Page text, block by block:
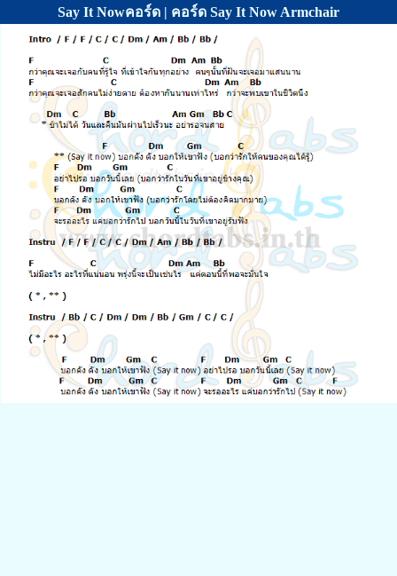
Say It Nowคอร์ด | คอร์ด Say It Now Armchair